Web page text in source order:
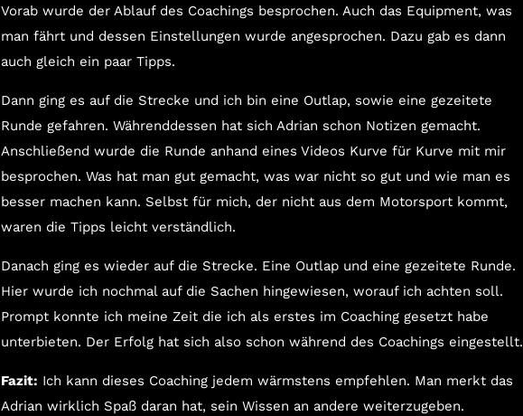
Vorab wurde der Ablauf des Coachings besprochen. Auch das Equipment, was
man fährt und dessen Einstellungen wurde angesprochen. Dazu gab es dann
auch gleich ein paar Tipps.
Dann ging es auf die Strecke und ich bin eine Outlap, sowie eine gezeitete
Runde gefahren. Währenddessen hat sich Adrian schon Notizen gemacht.
Anschließend wurde die Runde anhand eines Videos Kurve für Kurve mit mir
besprochen. Was hat man gut gemacht, was war nicht so gut und wie man es
besser machen kann. Selbst für mich, der nicht aus dem Motorsport kommt,
waren die Tipps leicht verständlich.
Danach ging es wieder auf die Strecke. Eine Outlap und eine gezeitete Runde.
Hier wurde ich nochmal auf die Sachen hingewiesen, worauf ich achten soll.
Prompt konnte ich meine Zeit die ich als erstes im Coaching gesetzt habe
unterbieten. Der Erfolg hat sich also schon während des Coachings eingestellt.
Fazit: Ich kann dieses Coaching jedem wärmstens empfehlen. Man merkt das
Adrian wirklich Spaß daran hat, sein Wissen an andere weiterzugeben.